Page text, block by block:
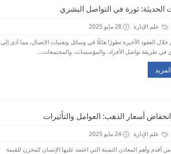
الحديثة: ثورة في التواصل البشري
علم الإدارة
28 مايو 2025
خلال العقود الأخيرة تطورًا هائلًا في وسائل وتقنيات الاتصال، مما أدى إلى
في طريقة تواصل الأفراد، والمؤسسات، والمجتمعات....
أسعار الذهب: العوامل والتأثيرات
علم الإدارة
24 مايو 2025
أقدم وأهم المعادن الثمينة التي اعتمد عليها الإنسان كمخزن للقيمة